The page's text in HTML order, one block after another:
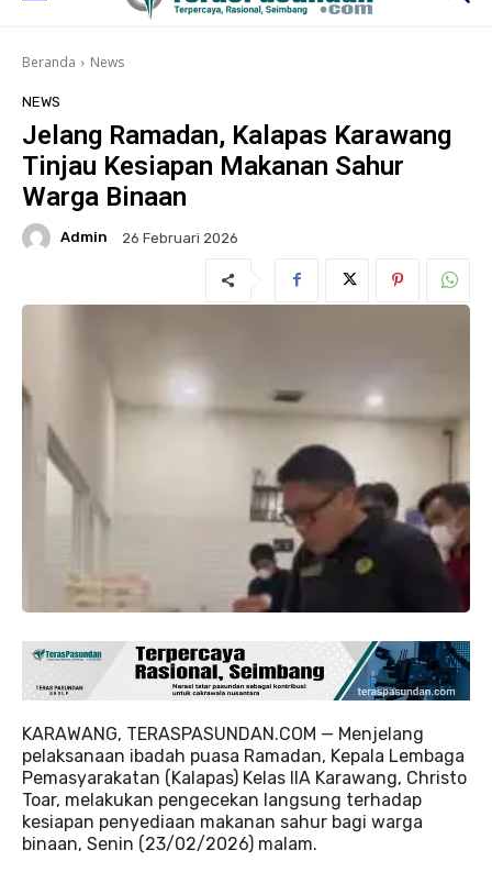
Beranda News
NEWS
Jelang Ramadan, Kalapas Karawang
Tinjau Kesiapan Makanan Sahur
Warga Binaan
Admin 26 Februari 2026
KARAWANG, TERASPASUNDAN.COM — Menjelang
pelaksanaan ibadah puasa Ramadan, Kepala Lembaga
Pemasyarakatan (Kalapas) Kelas IIA Karawang, Christo
Toar, melakukan pengecekan langsung terhadap
kesiapan penyediaan makanan sahur bagi warga
binaan, Senin (23/02/2026) malam.